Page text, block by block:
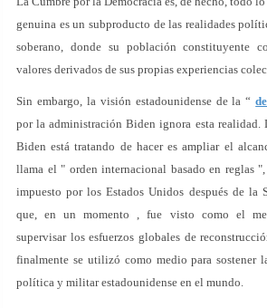
genuina es un subproducto de las realidades
soberano, donde su población constituyente
valores derivados de sus propias experiencias
Sin embargo, la visión estadounidense de la “
por la administración Biden ignora esta realidad.
Biden está tratando de hacer es ampliar el
llama el " orden internacional basado en reglas
impuesto por los Estados Unidos después de la
que, en un momento , fue visto como el
supervisar los esfuerzos globales de
finalmente se utilizó como medio para sostener
política y militar estadounidense en el mundo.